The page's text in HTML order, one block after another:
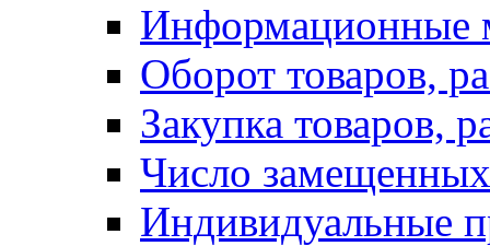
Информационные
Оборот товаров,
Закупка товаров,
Число
Индивидуальные